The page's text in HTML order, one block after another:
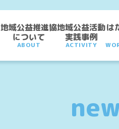
地域公益推進協
について
ABOUT
地域公益活動
実践事例
ACTIVITY
は